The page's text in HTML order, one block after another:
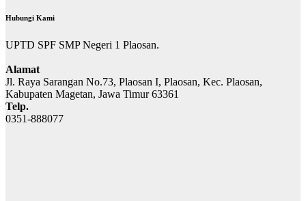
Hubungi Kami
UPTD SPF SMP Negeri 1 Plaosan.
Alamat
Jl. Raya Sarangan No.73, Plaosan I, Plaosan, Kec. Plaosan,
Kabupaten Magetan, Jawa Timur 63361
Telp.
0351-888077